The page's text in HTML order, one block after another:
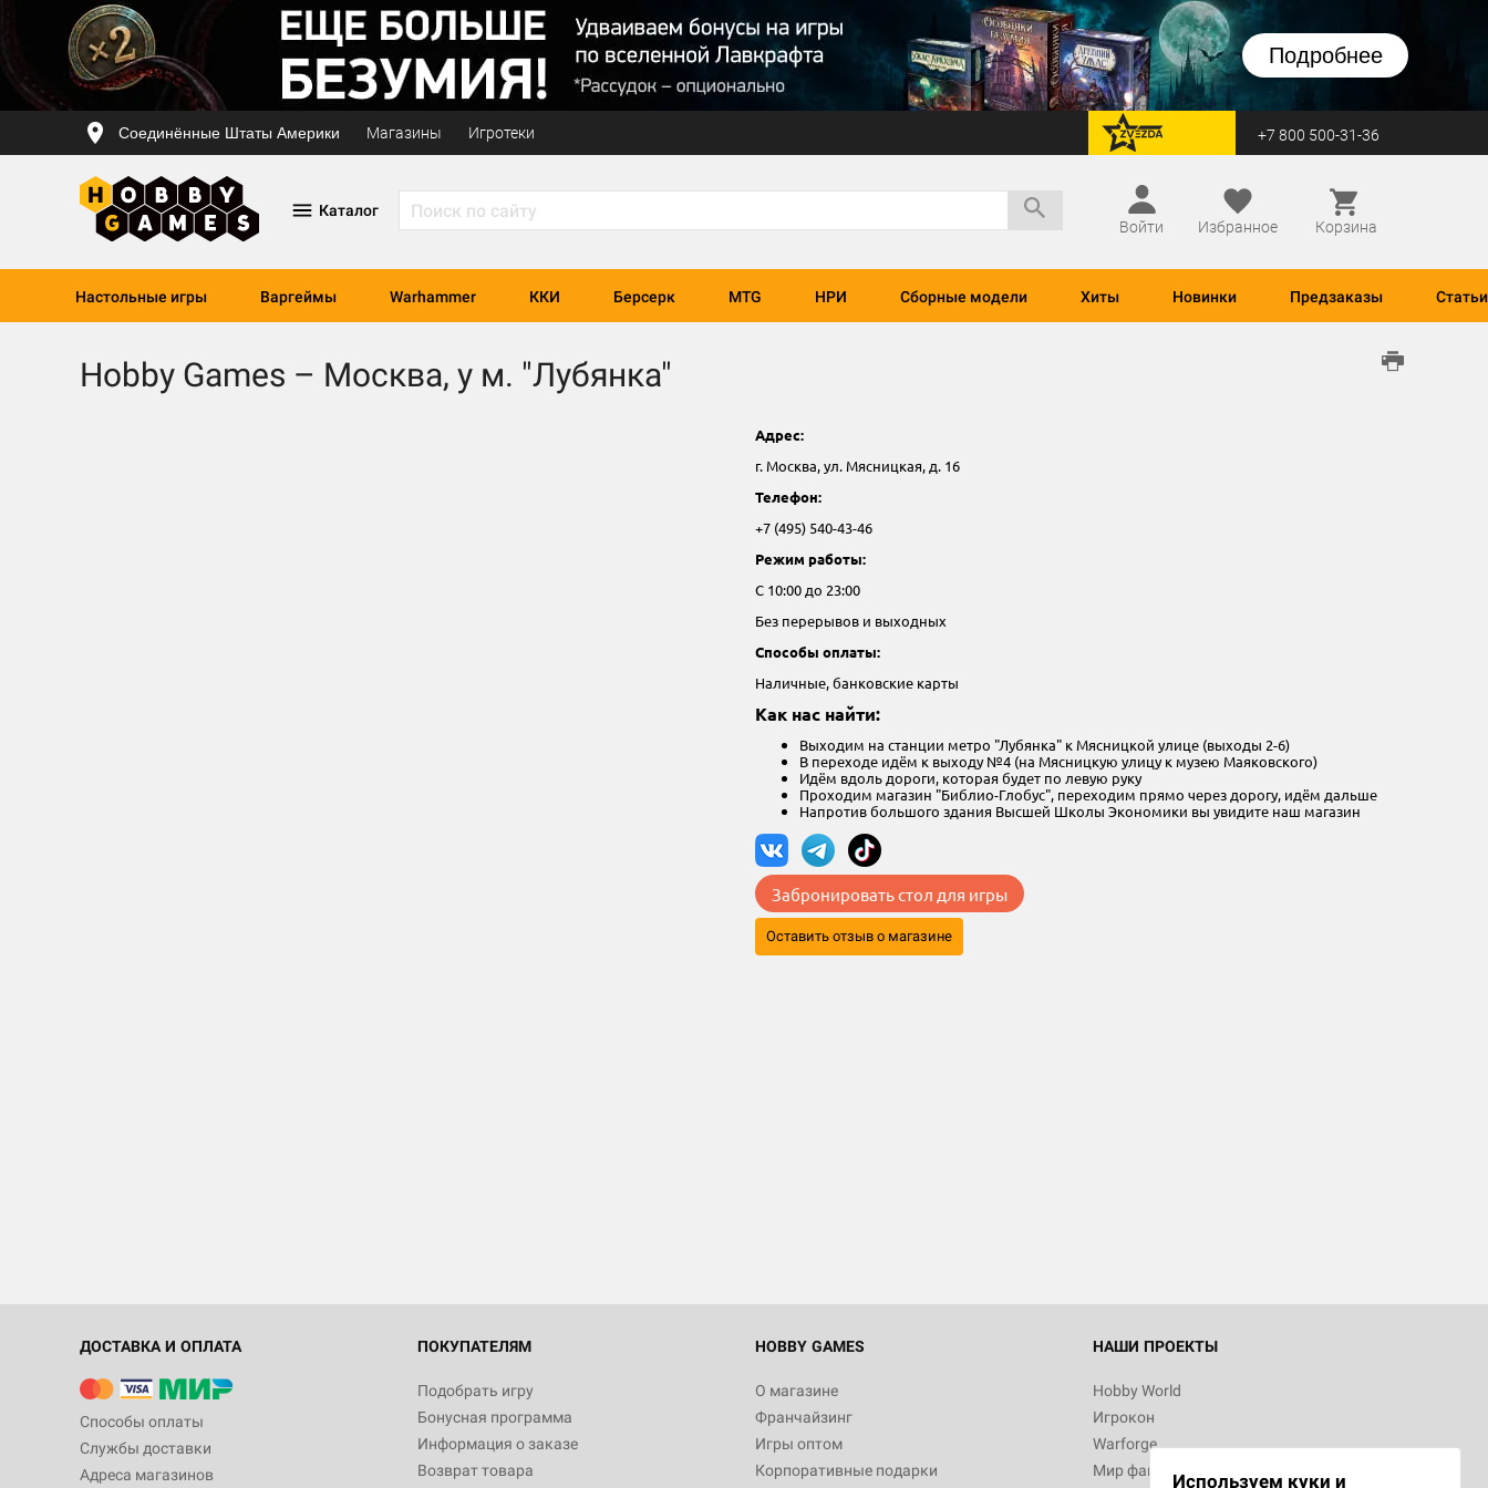
Подробнее
Соединённые Штаты Америки Магазины Игротеки перейти на Zvezda +7 800 500-31-36
Каталог
Войти
Избранное Корзина
Настольные игры Варгеймы Warhammer ККИ Берсерк MTG НРИ Сборные модели Хиты Новинки Предзаказы Статьи
Hobby Games – Москва, у м. "Лубянка"
Адрес:
г. Москва, ул. Мясницкая, д. 16
Телефон:
+7 (495) 540-43-46
Режим работы:
С 10:00 до 23:00
Без перерывов и выходных
Способы оплаты:
Наличные, банковские карты
Как нас найти:
Выходим на станции метро "Лубянка" к Мясницкой улице (выходы 2-6)
В переходе идём к выходу №4 (на Мясницкую улицу к музею Маяковского)
Идём вдоль дороги, которая будет по левую руку
Проходим магазин "Библио-Глобус", переходим прямо через дорогу, идём дальше
Напротив большого здания Высшей Школы Экономики вы увидите наш магазин
Забронировать стол для игры
Оставить отзыв о магазине
ДОСТАВКА И ОПЛАТА
Способы оплаты
Службы доставки
Адреса магазинов
ПОКУПАТЕЛЯМ
Подобрать игру
Бонусная программа
Информация о заказе
Возврат товара
HOBBY GAMES
О магазине
Франчайзинг
Игры оптом
Корпоративные подарки
НАШИ ПРОЕКТЫ
Hobby World
Игрокон
Warforge
Мир фантастикиИспользуем куки и